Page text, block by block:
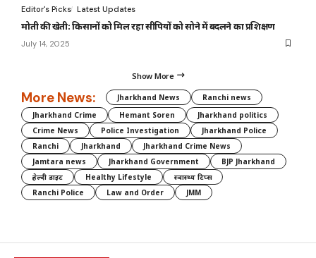
Editor's Picks Latest Updates
मोती की खेती: किसानों को मिल रहा सीपियों को सोने में बदलने का प्रशिक्षण
July 14, 2025
Show More
More News: Jharkhand News
Ranchi news
Jharkhand Crime
Hemant Soren
Jharkhand politics
Crime News
Police Investigation
Jharkhand Police
Ranchi
Jharkhand
Jharkhand Crime News
Jamtara news
Jharkhand Government
BJP Jharkhand
हेल्दी डाइट
Healthy Lifestyle
स्वास्थ्य टिप्स
Ranchi Police
Law and Order JMM